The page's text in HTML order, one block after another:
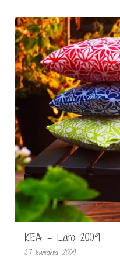
IKEA – Lato 2009
27 kwietnia 2009